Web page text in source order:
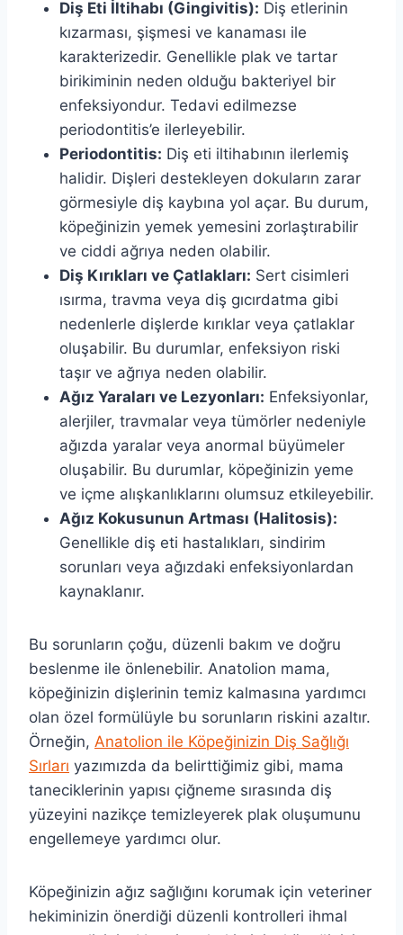
Diş Eti İltihabı (Gingivitis): Diş etlerinin
kızarması, şişmesi ve kanaması ile
karakterizedir. Genellikle plak ve tartar
birikiminin neden olduğu bakteriyel bir
enfeksiyondur. Tedavi edilmezse
periodontitis’e ilerleyebilir.
Periodontitis: Diş eti iltihabının ilerlemiş
halidir. Dişleri destekleyen dokuların zarar
görmesiyle diş kaybına yol açar. Bu durum,
köpeğinizin yemek yemesini zorlaştırabilir
ve ciddi ağrıya neden olabilir.
Diş Kırıkları ve Çatlakları: Sert cisimleri
ısırma, travma veya diş gıcırdatma gibi
nedenlerle dişlerde kırıklar veya çatlaklar
oluşabilir. Bu durumlar, enfeksiyon riski
taşır ve ağrıya neden olabilir.
Ağız Yaraları ve Lezyonları: Enfeksiyonlar,
alerjiler, travmalar veya tümörler nedeniyle
ağızda yaralar veya anormal büyümeler
oluşabilir. Bu durumlar, köpeğinizin yeme
ve içme alışkanlıklarını olumsuz etkileyebilir.
Ağız Kokusunun Artması (Halitosis):
Genellikle diş eti hastalıkları, sindirim
sorunları veya ağızdaki enfeksiyonlardan
kaynaklanır.
Bu sorunların çoğu, düzenli bakım ve doğru
beslenme ile önlenebilir. Anatolion mama,
köpeğinizin dişlerinin temiz kalmasına yardımcı
olan özel formülüyle bu sorunların riskini azaltır.
Örneğin, Anatolion ile Köpeğinizin Diş Sağlığı
Sırları yazımızda da belirttiğimiz gibi, mama
taneciklerinin yapısı çiğneme sırasında diş
yüzeyini nazikçe temizleyerek plak oluşumunu
engellemeye yardımcı olur.
Köpeğinizin ağız sağlığını korumak için veteriner
hekiminizin önerdiği düzenli kontrolleri ihmal